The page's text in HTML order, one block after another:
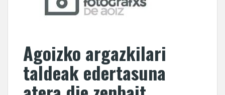
Agoizko argazkilari
taldeak edertasuna